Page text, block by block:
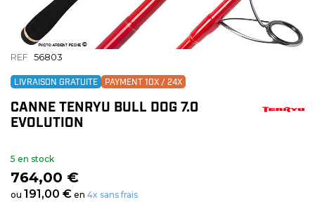
REF 56803
LIVRAISON GRATUITE PAYMENT 10X / 24X
CANNE TENRYU BULL DOG 7.0
EVOLUTION
5 en stock
764,00 €
ou 191,00 € en 4x sans frais